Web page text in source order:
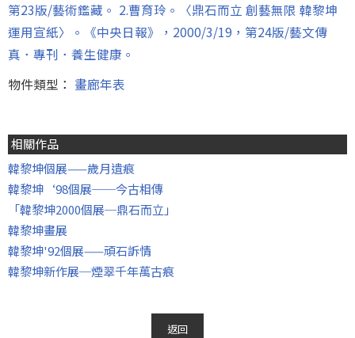
第23版/藝術鑑藏。 2.曹育玲。〈鼎石而立 創藝無限 韓黎坤
運用宣紙〉。《中央日報》，2000/3/19，第24版/藝文傳
真．專刊．養生健康。
物件類型： 畫廊年表
相關作品
韓黎坤個展——歲月遺痕
韓黎坤‘98個展──今古相傳
「韓黎坤2000個展─鼎石而立」
韓黎坤畫展
韓黎坤'92個展——頑石訴情
韓黎坤新作展─煙翠千年萬古痕
返回